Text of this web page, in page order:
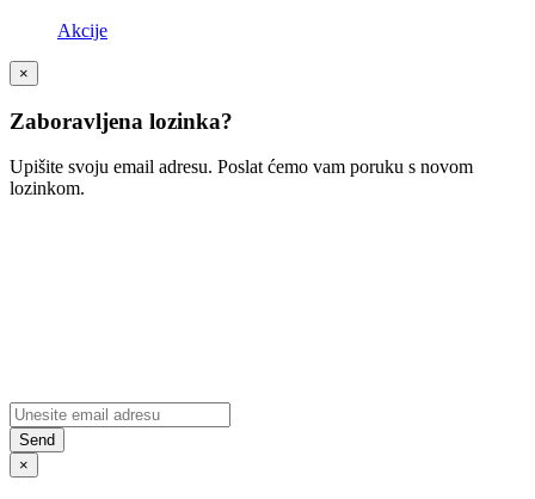
Akcije
×
Zaboravljena lozinka?
Upišite svoju email adresu. Poslat ćemo vam poruku s novom
lozinkom.
×